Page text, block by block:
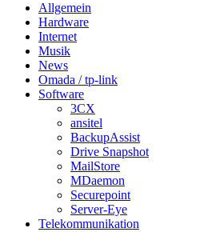
Allgemein
Hardware
Internet
Musik
News
Omada / tp-link
Software
3CX
ansitel
BackupAssist
Drive Snapshot
MailStore
MDaemon
Securepoint
Server-Eye
Telekommunikation